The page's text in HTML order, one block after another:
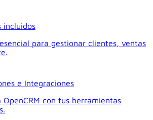
incluidos
para gestionar clientes, ventas
e Integraciones
OpenCRM con tus herramientas